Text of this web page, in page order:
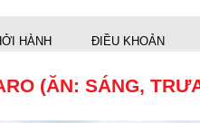
HÀNH ĐIỀU KHOẢN
(ĂN: SÁNG,